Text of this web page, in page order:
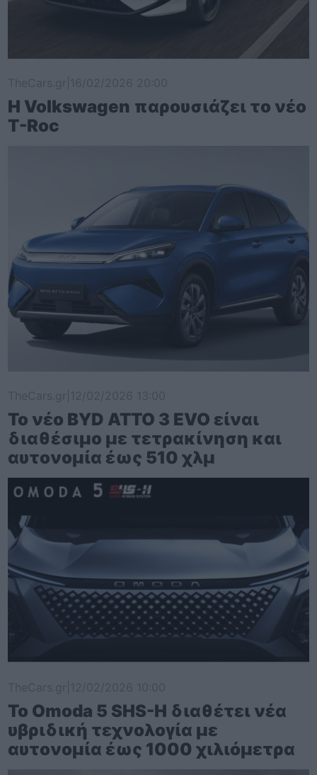
Η Volkswagen παρουσιάζει το νέο
T-Roc
Το νέο BYD ATTO 3 EVO είναι
διαθέσιμο με τετρακίνηση και
αυτονομία έως 510 χλμ
Το Omoda 5 SHS-H διαθέτει νέα
υβριδική τεχνολογία με
αυτονομία έως 1000 χιλιόμετρα